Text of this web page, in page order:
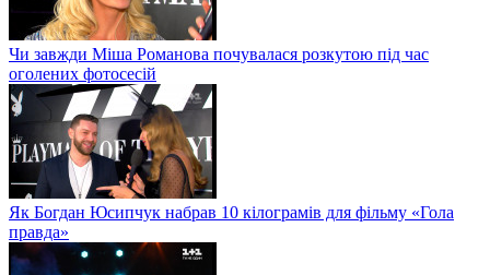
Чи завжди Міша Романова почувалася розкутою під час
оголених фотосесій
Як Богдан Юсипчук набрав 10 кілограмів для фільму «Гола
правда»